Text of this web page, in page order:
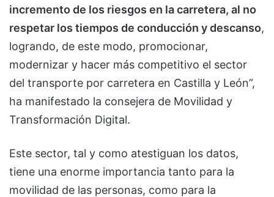
incremento de los riesgos en la carretera, al no
respetar los tiempos de conducción y descanso,
logrando, de este modo, promocionar,
modernizar y hacer más competitivo el sector
del transporte por carretera en Castilla y León”,
ha manifestado la consejera de Movilidad y
Transformación Digital.
Este sector, tal y como atestiguan los datos,
tiene una enorme importancia tanto para la
movilidad de las personas, como para la